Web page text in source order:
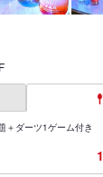
ダーツ1ゲーム付き